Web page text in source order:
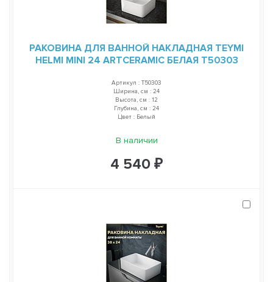
РАКОВИНА ДЛЯ ВАННОЙ НАКЛАДНАЯ TEYMI
HELMI MINI 24 ARTCERAMIC БЕЛАЯ T50303
Артикул : T50303
Ширина, см : 24
Высота, см : 12
Глубина, см : 24
Цвет : Белый
В наличии
4 540 ₽